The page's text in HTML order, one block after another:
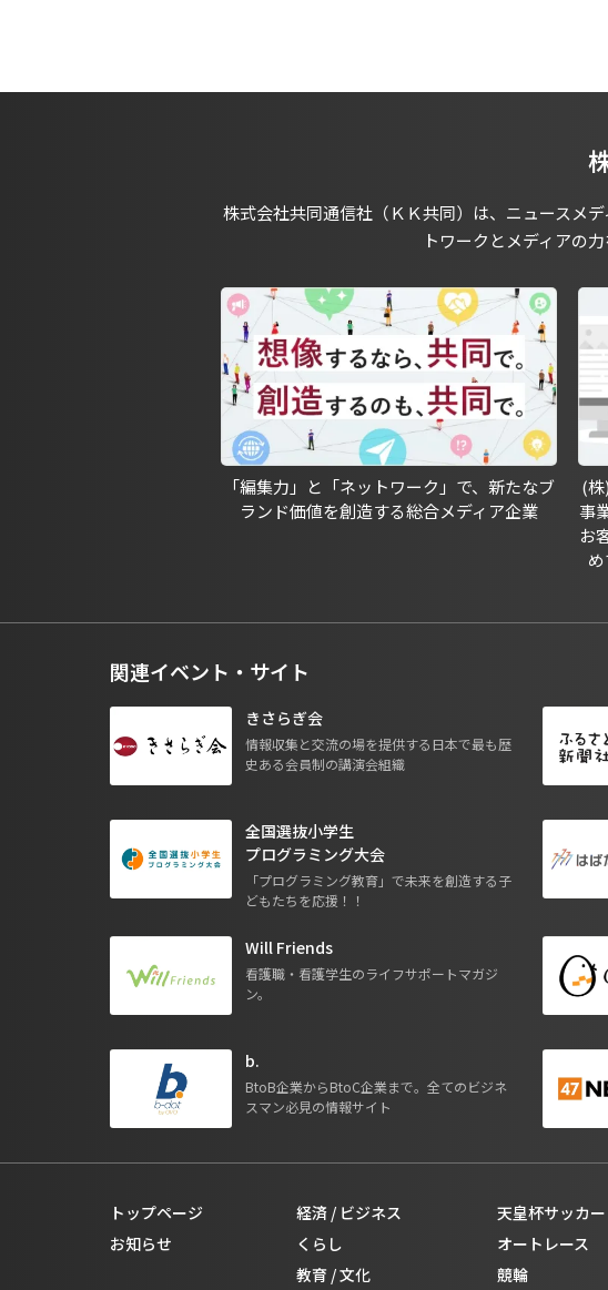
株式会社共同通信社（ＫＫ共同）は、ニュースメ
トワークとメディアの
「編集力」と「ネットワーク」で、新たなブ
ランド価値を創造する総合メディア企業
(
事
お
関連イベント・サイト
きさらぎ会
情報収集と交流の場を提供する日本で最も歴
史ある会員制の講演会組織
全国選抜小学生
プログラミング大会
「プログラミング教育」で未来を創造する子
どもたちを応援！！
Will Friends
看護職・看護学生のライフサポートマガジ
ン。
b.
BtoB企業からBtoC企業まで。全てのビジネ
スマン必見の情報サイト
トップページ
お知らせ
経済 / ビジネス
くらし
教育 / 文化
天皇杯サッカー
オートレース
競輪